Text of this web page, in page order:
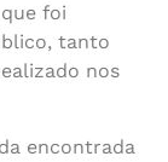
foi
tanto
nos
encontrada